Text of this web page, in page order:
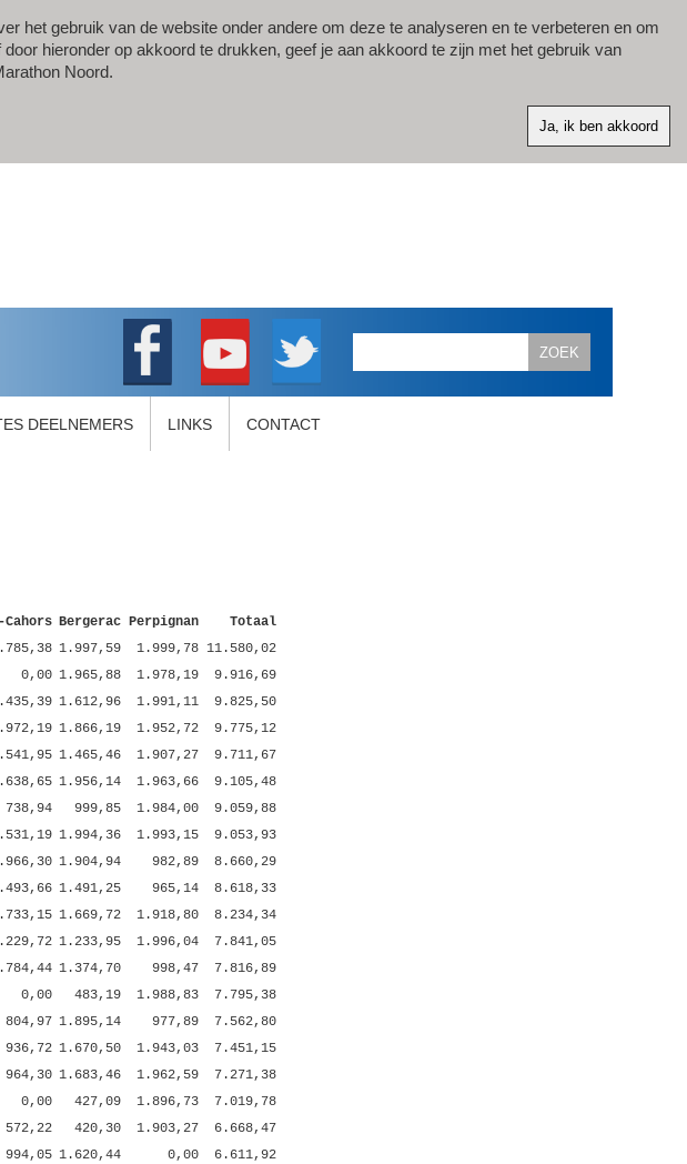
het gebruik van de website onder andere om deze te analyseren en te verbeteren en om
hieronder op akkoord te drukken, geef je aan akkoord te zijn met het gebruik van
Noord.
DEELNEMERS LINKS CONTACT
Bergerac Perpignan
Totaal
1.997,59 1.999,78 11.580,02
0,00 1.965,88 1.978,19
9.916,69
1.612,96 1.991,11
9.825,50
1.866,19 1.952,72
9.775,12
1.465,46 1.907,27
9.711,67
1.956,14 1.963,66
9.105,48
738,94 999,85 1.984,00
9.059,88
1.994,36 1.993,15
9.053,93
1.904,94 982,89
8.660,29
1.491,25 965,14
8.618,33
1.669,72 1.918,80
8.234,34
1.233,95 1.996,04
7.841,05
1.374,70 998,47
7.816,89
0,00 483,19 1.988,83
7.795,38
804,97 1.895,14 977,89
7.562,80
936,72 1.670,50 1.943,03
7.451,15
964,30 1.683,46 1.962,59
7.271,38
0,00 427,09 1.896,73
7.019,78
572,22 420,30 1.903,27
6.668,47
994,05 1.620,44 0,00
6.611,92